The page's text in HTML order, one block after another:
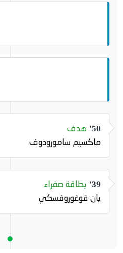
50' هدف
ماكسيم سامورودوف
39' بطاقة صفراء
يان فوغوروفسكي